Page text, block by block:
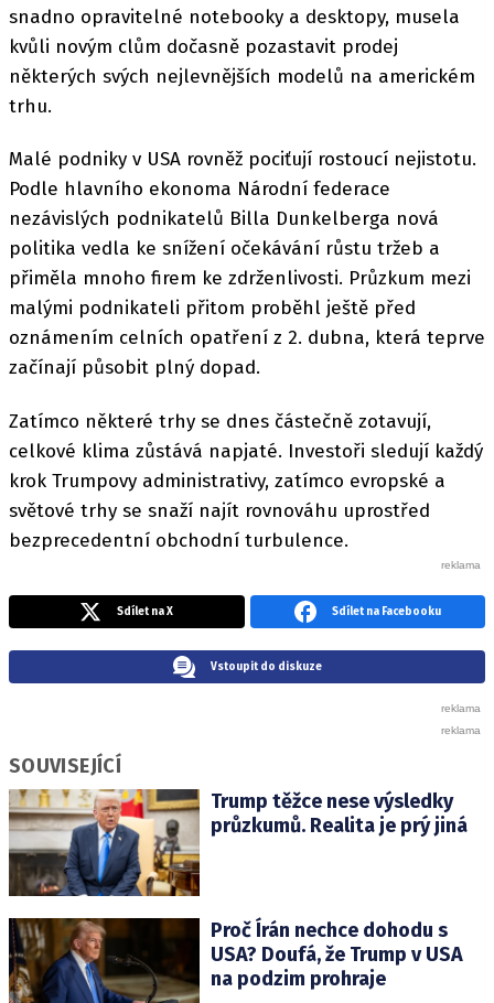
snadno opravitelné notebooky a desktopy, musela
kvůli novým clům dočasně pozastavit prodej
některých svých nejlevnějších modelů na americkém
trhu.
Malé podniky v USA rovněž pociťují rostoucí nejistotu.
Podle hlavního ekonoma Národní federace
nezávislých podnikatelů Billa Dunkelberga nová
politika vedla ke snížení očekávání růstu tržeb a
přiměla mnoho firem ke zdrženlivosti. Průzkum mezi
malými podnikateli přitom proběhl ještě před
oznámením celních opatření z 2. dubna, která teprve
začínají působit plný dopad.
Zatímco některé trhy se dnes částečně zotavují,
celkové klima zůstává napjaté. Investoři sledují každý
krok Trumpovy administrativy, zatímco evropské a
světové trhy se snaží najít rovnováhu uprostřed
bezprecedentní obchodní turbulence.
Sdílet na X Sdílet na Facebooku
Vstoupit do diskuze
SOUVISEJÍCÍ
Trump těžce nese výsledky
průzkumů. Realita je prý jiná
Proč Írán nechce dohodu s
USA? Doufá, že Trump v USA
na podzim prohraje